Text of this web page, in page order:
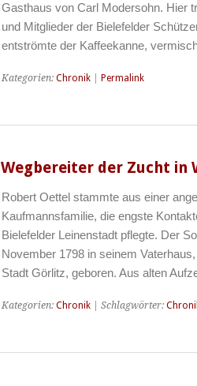
Gasthaus von Carl Modersohn. Hier
und Mitglieder der Bielefelder
entströmte der Kaffeekanne,
Kategorien: Chronik| Permalink
Wegbereiter der Zucht in
Robert Oettel stammte aus einer
Kaufmannsfamilie, die engste
Bielefelder Leinenstadt pflegte. Der
November 1798 in seinem
Stadt Görlitz, geboren. Aus alten
Kategorien: Chronik| Schlagwörter: